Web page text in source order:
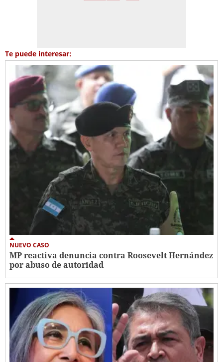
Te puede interesar:
NUEVO CASO
MP reactiva denuncia contra Roosevelt Hernández
por abuso de autoridad